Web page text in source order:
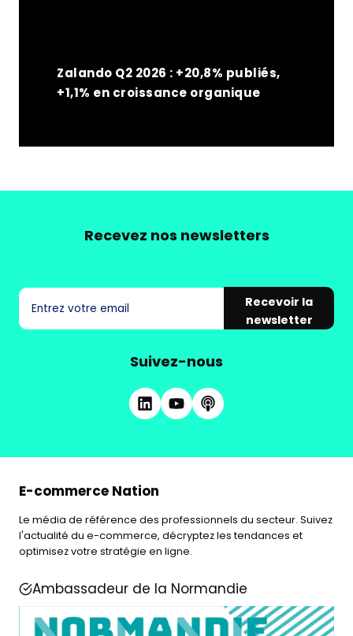
Zalando Q2 2026 : +20,8% publiés,
+1,1% en croissance organique
Recevez nos newsletters
Recevoir la
newsletter
Suivez-nous
E-commerce Nation
Le média de référence des professionnels du secteur. Suivez
l'actualité du e-commerce, décryptez les tendances et
optimisez votre stratégie en ligne.
Ambassadeur de la Normandie